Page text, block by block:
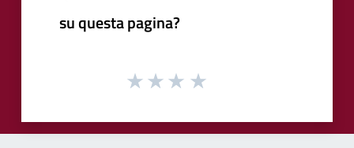
su questa pagina?